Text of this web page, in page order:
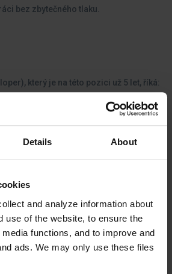
Details About
and analyze information about
use of the website, to ensure the
functions, and to improve and
ads. We may only use these files
bez zbytečného tlaku.
který je na této pozici už 5 let, říká:
a realizovat vlastní nápady, okamžitě
Navíc je to prostě pohodová firma."
"Neustále vylepšujeme náš
měli mít: